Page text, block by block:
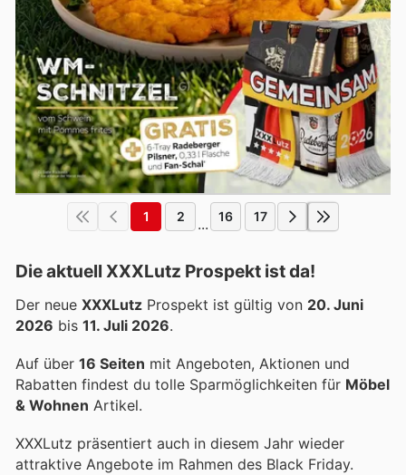
1 2 ... 16 17
Die aktuell XXXLutz Prospekt ist da!
Der neue XXXLutz Prospekt ist gültig von 20. Juni
2026 bis 11. Juli 2026.
Auf über 16 Seiten mit Angeboten, Aktionen und
Rabatten findest du tolle Sparmöglichkeiten für Möbel
& Wohnen Artikel.
XXXLutz präsentiert auch in diesem Jahr wieder
attraktive Angebote im Rahmen des Black Friday.